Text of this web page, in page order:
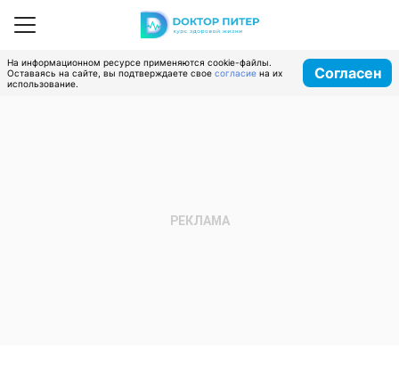
На информационном ресурсе применяются cookie-файлы.
Оставаясь на сайте, вы подтверждаете свое согласие на их
использование.
Согласен